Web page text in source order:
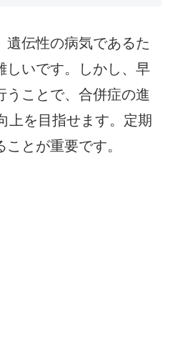
遺伝性の病気であるた
しいです。しかし、早
うことで、合併症の進
上を目指せます。定期
とが重要です。